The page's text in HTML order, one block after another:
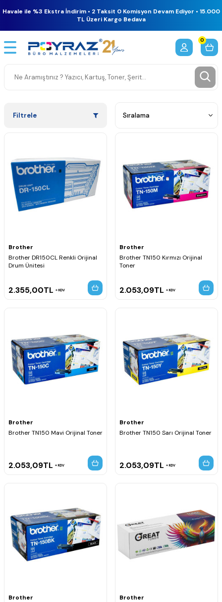
Havale ile %3 Ekstra İndirim • 2 Taksit 0 Komisyon Devam Ediyor • 15.000
TL Üzeri Kargo Bedava
0
Filtrele
Brother
Brother DR150CL Renkli Orijinal
Drum Ünitesi
2.355,00TL KDV
Brother
Brother TN150 Kırmızı Orijinal
Toner
2.053,09TL KDV
Brother
Brother TN150 Mavi Orijinal Toner
2.053,09TL KDV
Brother
Brother TN150 Sarı Orijinal Toner
2.053,09TL KDV
Brother
Brother